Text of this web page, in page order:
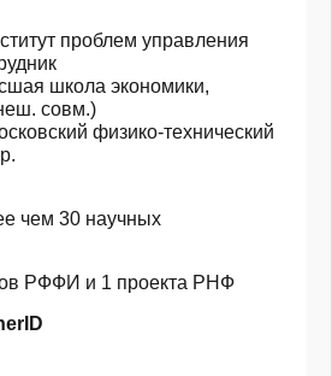
проблем управления
школа экономики,
совм.)
физико-технический
чем 30 научных
РФФИ и 1 проекта РНФ